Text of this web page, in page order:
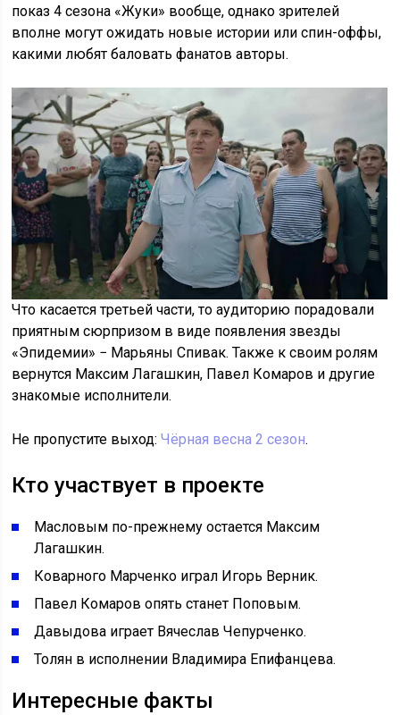
показ 4 сезона «Жуки» вообще, однако зрителей
вполне могут ожидать новые истории или спин-оффы,
какими любят баловать фанатов авторы.
Что касается третьей части, то аудиторию порадовали
приятным сюрпризом в виде появления звезды
«Эпидемии» − Марьяны Спивак. Также к своим ролям
вернутся Максим Лагашкин, Павел Комаров и другие
знакомые исполнители.
Не пропустите выход:Чёрная весна 2 сезон.
Кто участвует в проекте
Масловым по-прежнему остается Максим
Лагашкин.
Коварного Марченко играл Игорь Верник.
Павел Комаров опять станет Поповым.
Давыдова играет Вячеслав Чепурченко.
Толян в исполнении Владимира Епифанцева.
Интересные факты